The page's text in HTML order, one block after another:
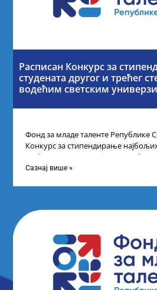
Расписан Конкурс за
студената другог и трећег
водећим светским
Фонд за младе таленте Републике
Конкурс за стипендирање
трећег степена студија на водећим
Сазнај више »